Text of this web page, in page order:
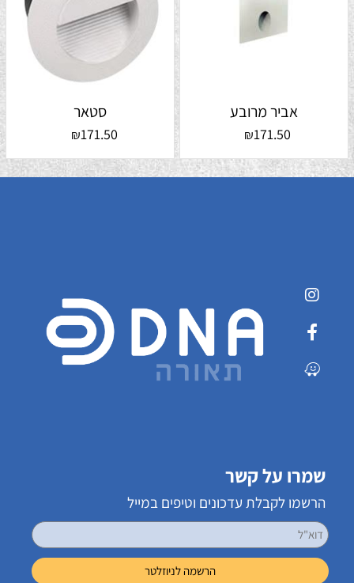
אביר מרובע
₪171.50
סטאר
₪171.50
שמרו על קשר
הרשמו לקבלת עדכונים וטיפים במייל